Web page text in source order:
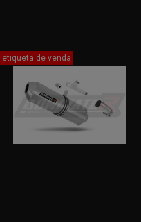
etiqueta de venda